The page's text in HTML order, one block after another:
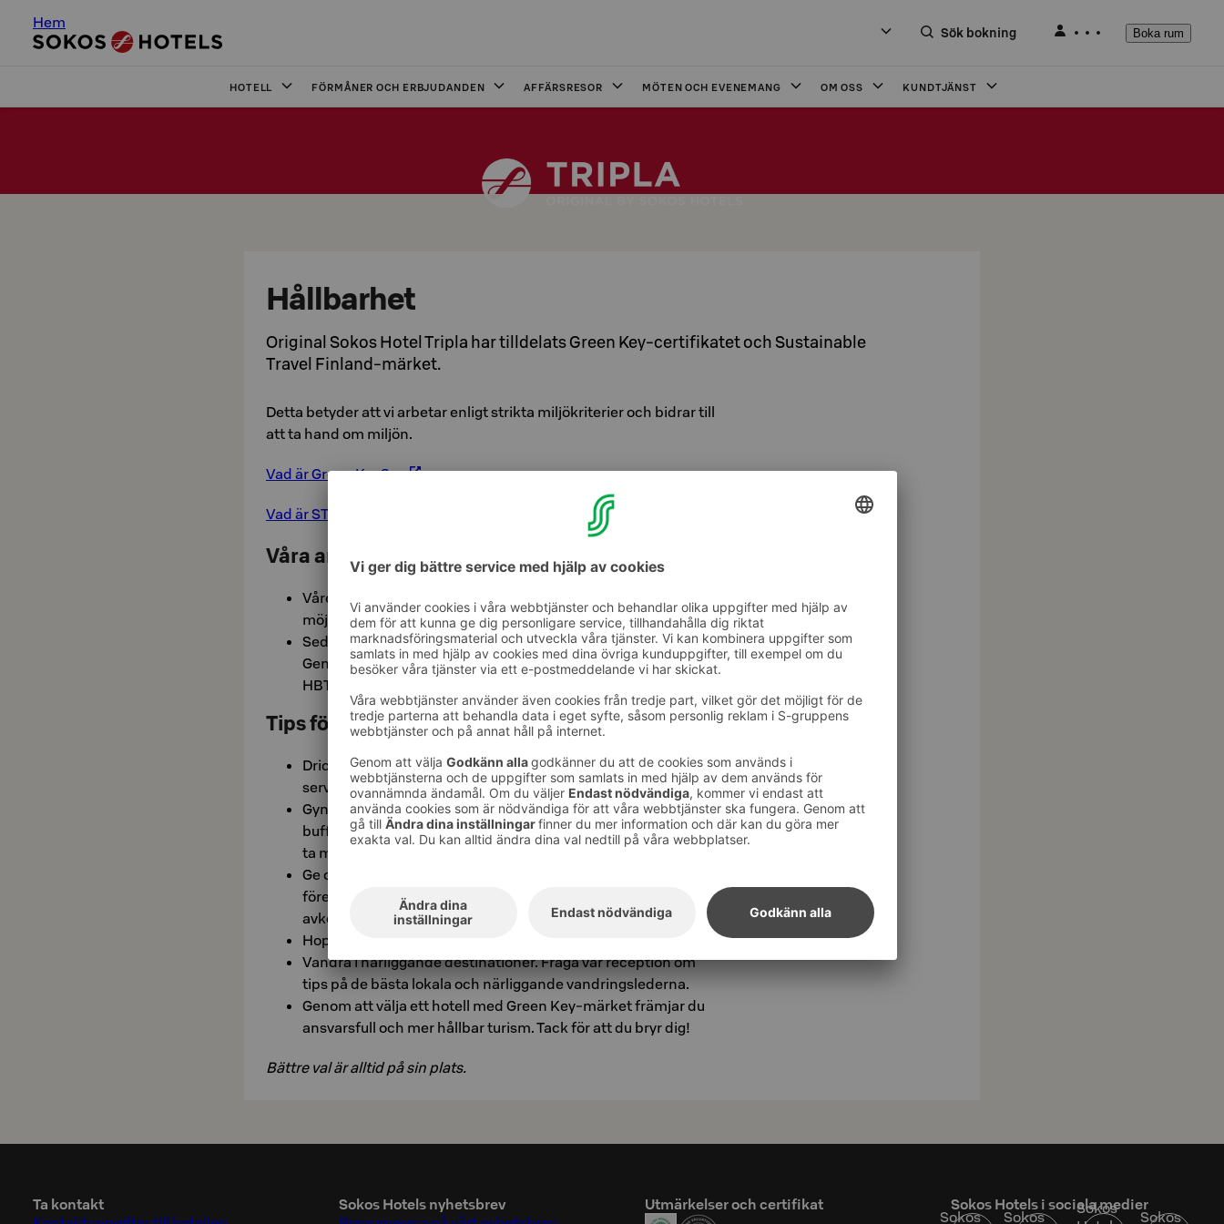
Hem
Sök bokning Boka rum
HOTELL FÖRMÅNER OCH ERBJUDANDEN AFFÄRSRESOR MÖTEN OCH EVENEMANG OM OSS KUNDTJÄNST
Hållbarhet
Original Sokos Hotel Tripla har tilldelats Green Key-certifikatet och Sustainable
Travel Finland-märket.
Detta betyder att vi arbetar enligt strikta miljökriterier och bidrar till
att ta hand om miljön.
Vad är Green Key? >>
Vad är STF-märket? >>
Våra ansvarsfulla handlingar
Våren 2024 lade vi till en anvisning för fysisk återvinning och
möjligheten att återvinna bioavfall på hotellrummen.
Sedan hösten 2024 är vi Travel Proud -certifierade platser.
Genom programmet gör vi resor mer inkluderande för
HBTQI+-resenärer.
Tips för Ansvarstagande
Drick rent kranvatten. Glas finns på rummen, och vatten
serveras i kannor i restaurangerna.
Gynna lokal mat i restaurangen och vid frukosten. Även om
buffén är full av delikatesser, börja med en mindre portion och
ta mer om du fortfarande orkar.
Ge och upplev gåvor.Istället för traditionella materiella gåvor,
föredra presentkort, restaurangmiddagar och helgpaket med
avkoppling.
Hoppa på en cykel eller använd kollektivtrafik.
Vandra i närliggande destinationer. Fråga vår reception om
tips på de bästa lokala och närliggande vandringslederna.
Genom att välja ett hotell med Green Key-märket främjar du
ansvarsfull och mer hållbar turism. Tack för att du bryr dig!
Bättre val är alltid på sin plats.
Ta kontakt
Sokos Hotels nyhetsbrev
Utmärkelser och certifikat Sokos Hotels i sociala medier
Sokos Sokos
Sokos
Sokos